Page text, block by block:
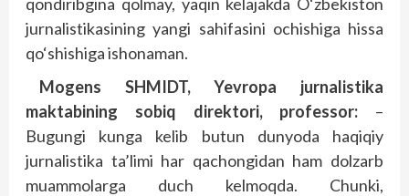
jurnalistikasining yangi sahifasini ochishiga hissa
qo‘shishiga ishonaman.
Mogens SHMIDT, Yevropa jurnalistika
maktabining sobiq direktori, professor: –
Bugungi kunga kelib butun dunyoda haqiqiy
jurnalistika ta’limi har qachongidan ham dolzarb
muammolarga duch kelmoqda. Chunki,